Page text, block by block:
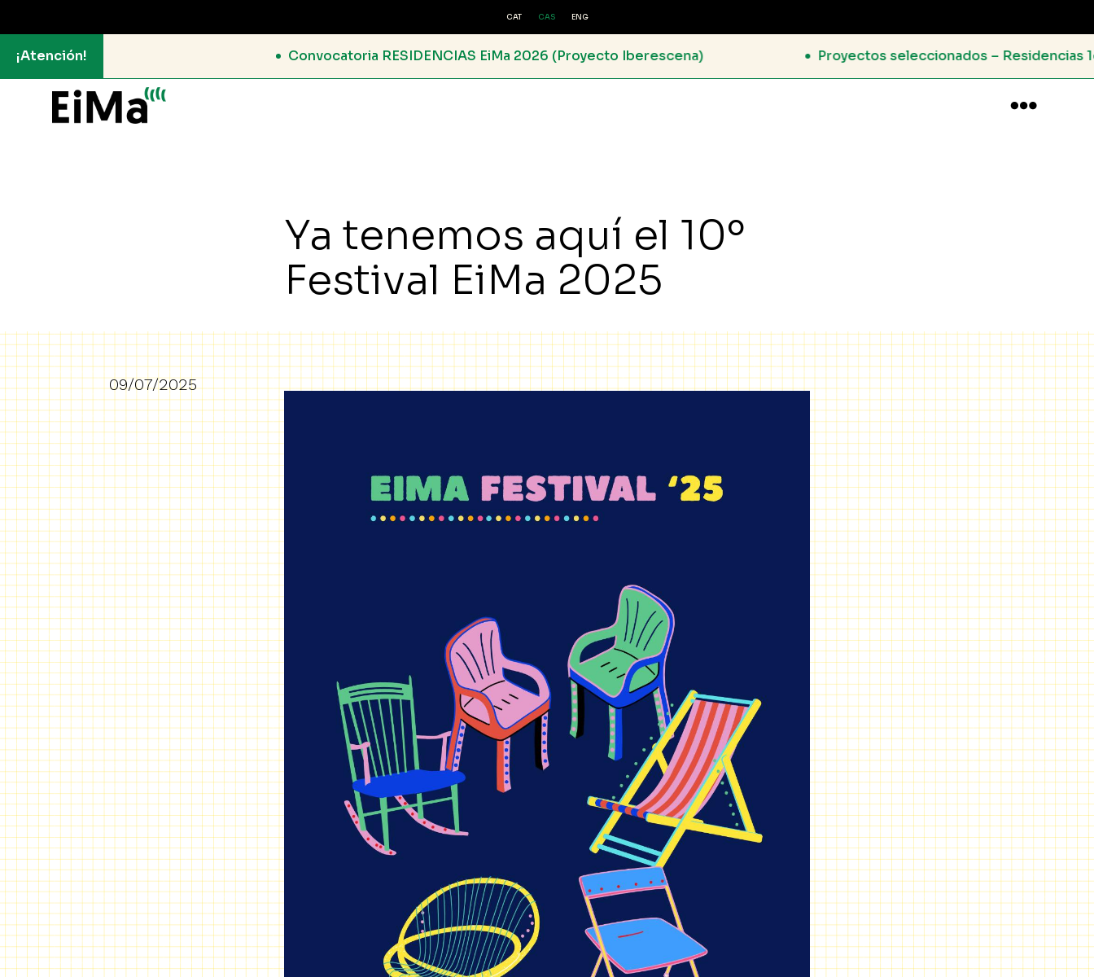
CAT CAS ENG
¡Atención! Convocatoria RESIDENCIAS EiMa 2026 (Proyecto Iberescena) Proyectos seleccionados – Residencias 1er semestre 2026

Ya tenemos aquí el 10º
Festival EiMa 2025
09/07/2025